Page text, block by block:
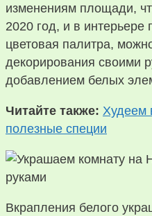
изменениям площади,
2020 год, и в интерьере
цветовая палитра,
декорирования своими
добавлением белых
Читайте также: Худеем
полезные специи
Вкрапления белого